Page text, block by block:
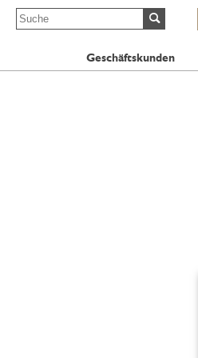
Geschäftskunden